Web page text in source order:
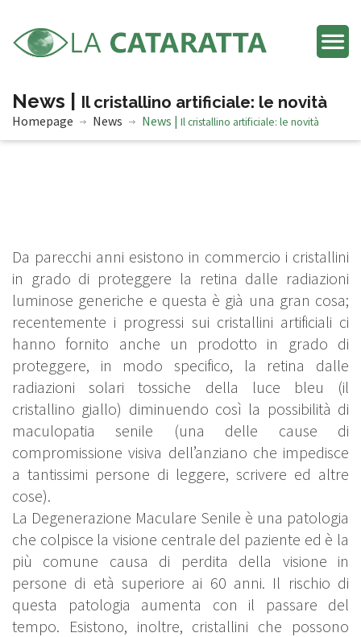
News | Il cristallino artificiale: le novità
Homepage News News | Il cristallino artificiale: le novità
Da parecchi anni esistono in commercio i cristallini
in grado di proteggere la retina dalle radiazioni
luminose generiche e questa è già una gran cosa;
recentemente i progressi sui cristallini artificiali ci
hanno fornito anche un prodotto in grado di
proteggere, in modo specifico, la retina dalle
radiazioni solari tossiche della luce bleu (il
cristallino giallo) diminuendo così la possibilità di
maculopatia senile (una delle cause di
compromissione visiva dell’anziano che impedisce
a tantissimi persone di leggere, scrivere ed altre
cose).
La Degenerazione Maculare Senile è una patologia
che colpisce la visione centrale del paziente ed è la
più comune causa di perdita della visione in
persone di età superiore ai 60 anni. Il rischio di
questa patologia aumenta con il passare del
tempo. Esistono, inoltre, cristallini che possono